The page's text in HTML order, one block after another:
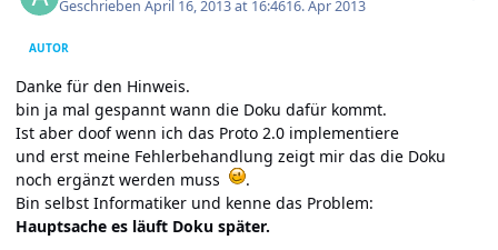
GeschriebenApril 16, 2013 at 16:4616. Apr 2013
AUTOR
Danke für den Hinweis.
bin ja mal gespannt wann die Doku dafür kommt.
Ist aber doof wenn ich das Proto 2.0 implementiere
und erst meine Fehlerbehandlung zeigt mir das die Doku
noch ergänzt werden muss
.
Bin selbst Informatiker und kenne das Problem:
Hauptsache es läuft Doku später.